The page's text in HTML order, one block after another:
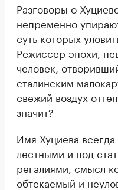
Разговоры о
непременно
суть которых
Режиссер эпохи,
человек,
сталинским
свежий воздух
значит?
Имя Хуциева
лестными и под
регалиями, смысл
обтекаемый и